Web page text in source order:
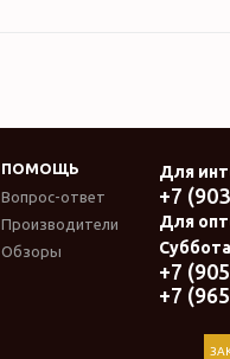
ПОМОЩЬ
Вопрос-ответ
Производители
Обзоры
Для
+7
Для
+7
+7